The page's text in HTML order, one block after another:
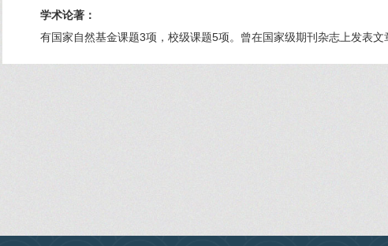
学术论著：
有国家自然基金课题3项，校级课题5项。曾在国家级期刊杂志上发表文